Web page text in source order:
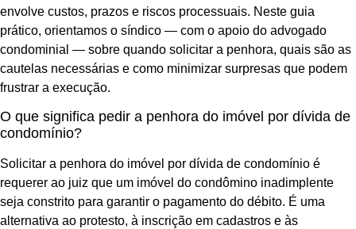
envolve custos, prazos e riscos processuais. Neste guia
prático, orientamos o síndico — com o apoio do advogado
condominial — sobre quando solicitar a penhora, quais são as
cautelas necessárias e como minimizar surpresas que podem
frustrar a execução.
O que significa pedir a penhora do imóvel por dívida de
condomínio?
Solicitar a penhora do imóvel por dívida de condomínio é
requerer ao juiz que um imóvel do condômino inadimplente
seja constrito para garantir o pagamento do débito. É uma
alternativa ao protesto, à inscrição em cadastros e às